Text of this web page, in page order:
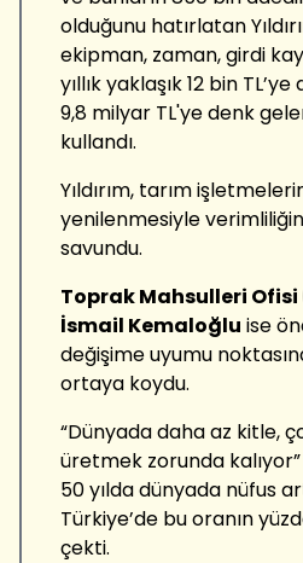
olduğunu hatırlatan
ekipman, zaman, girdi
yıllık yaklaşık 12 bin
9,8 milyar TL'ye denk
kullandı.
Yıldırım, tarım
yenilenmesiyle
savundu.
Toprak Mahsulleri Ofisi
İsmail Kemaloğlu ise
değişime uyumu
ortaya koydu.
“Dünyada daha az kitle,
üretmek zorunda
50 yılda dünyada nüfus
Türkiye’de bu oranın
çekti.